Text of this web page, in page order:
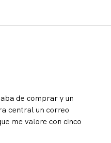
de comprar y un
central un correo
me valore con cinco